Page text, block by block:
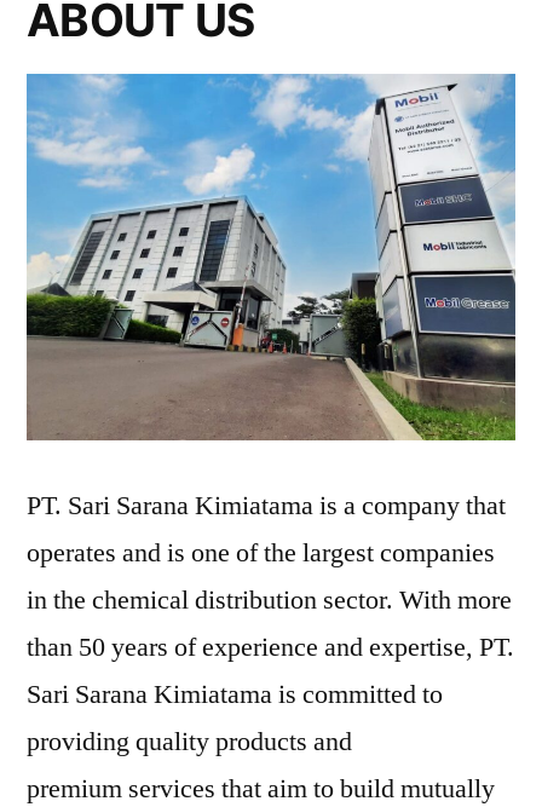
ABOUT US
PT. Sari Sarana Kimiatama is a company that
operates and is one of the largest companies
in the chemical distribution sector. With more
than 50 years of experience and expertise, PT.
Sari Sarana Kimiatama is committed to
providing quality products and
premium services that aim to build mutually